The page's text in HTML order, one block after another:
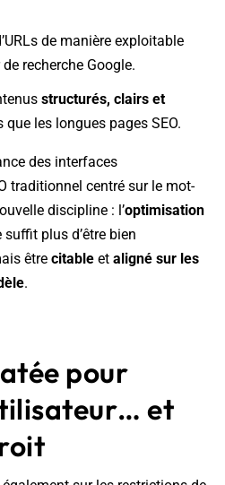
de manière exploitable
recherche Google.
structurés, clairs et
que les longues pages SEO.
des interfaces
traditionnel centré sur le mot-
discipline : l’optimisation
suffit plus d’être bien
être citable et aligné sur les
.
pour
et